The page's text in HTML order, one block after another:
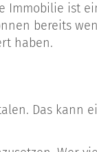
Immobilie ist
bereits
haben.
Das kann